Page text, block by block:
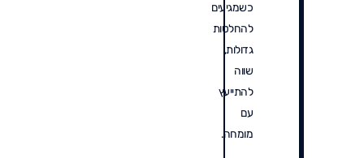
כשמגיעים
להחלטות
גדולות,
שווה
להתייעץ
עם
מומחה.